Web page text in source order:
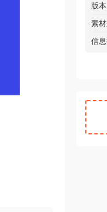
版本
素材
信息